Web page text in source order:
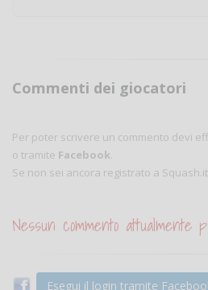
Commenti dei giocatori
Per poter scrivere un commento devi
o tramite Facebook.
Se non sei ancora registrato a
Nessun commento attualmente
Esegui il login tramite